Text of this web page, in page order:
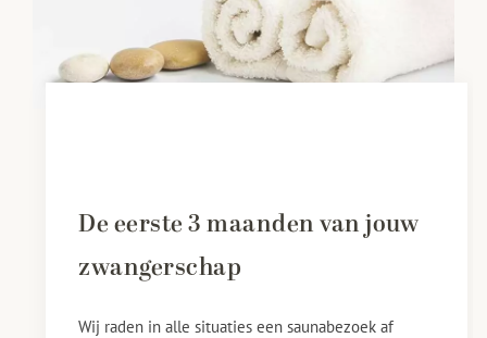
De eerste 3 maanden van jouw
zwangerschap
Wij raden in alle situaties een saunabezoek af